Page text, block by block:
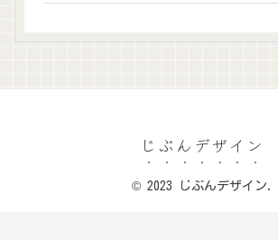
じぶんデザイン
© 2023 じぶんデザイン.